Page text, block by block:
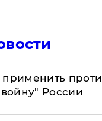
России